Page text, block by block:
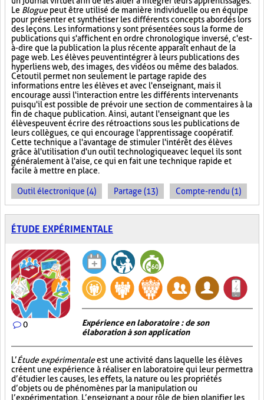
Le Bloguepeut être utilisé de manière individuelle ou en équipe
pour présenter et synthétiser les différents concepts abordés lors
des leçons. Les informations y sont présentées sous la forme de
publications qui s'affichent en ordre chronologique inversé, c'est-
à-dire que la publication la plus récente apparaît en haut de la
page web. Les élèves peuvent intégrer à leurs publications des
hyperliens web, des images, des vidéos ou même des balados.
Cet outil permet non seulement le partage rapide des
informations entre les élèves et avec l'enseignant, mais il
encourage aussi l'interaction entre les différents intervenants
puisqu'il est possible de prévoir une section de commentaires à la
fin de chaque publication. Ainsi, autant l'enseignant que les
élèves peuvent écrire des rétroactions sous les publications de
leurs collègues, ce qui encourage l'apprentissage coopératif.
Cette technique a l'avantage de stimuler l'intérêt des élèves
grâce à l'utilisation d'un outil technologique avec lequel ils sont
généralement à l'aise, ce qui en fait une technique rapide et
facile à mettre en place.
Outil électronique (4) Partage (13) Compte-rendu (1)
ÉTUDE EXPÉRIMENTALE
0
Expérience en laboratoire : de son
élaboration à son application
L’Étude expérimentaleest une activité dans laquelle les élèves
créent une expérience à réaliser en laboratoire qui leur permettra
d’étudier les causes, les effets, la nature ou les propriétés
d’objets ou de phénomènes par la manipulation ou
l’expérimentation. L’enseignant a pour rôle de bien planifier les